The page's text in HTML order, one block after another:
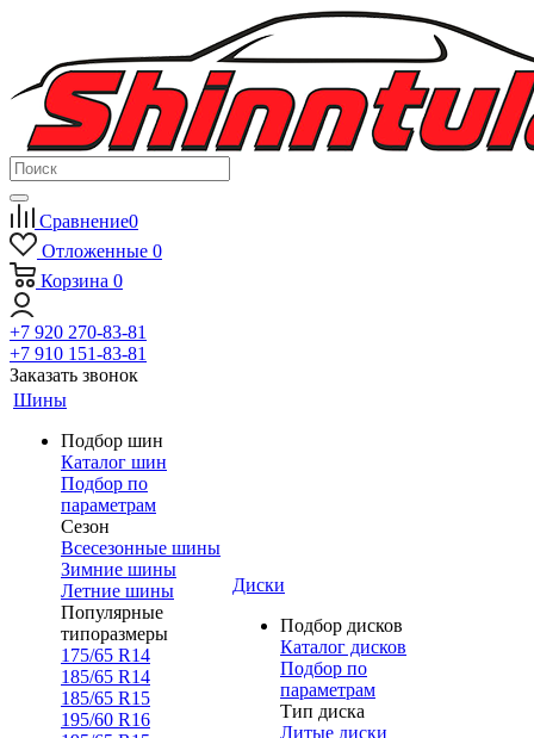
Сравнение0
Отложенные 0
Корзина 0
+7 920 270-83-81
+7 910 151-83-81
Заказать звонок
Шины
Подбор шин
Каталог шин
Подбор по
параметрам
Сезон
Всесезонные шины
Зимние шины
Летние шины
Популярные
типоразмеры
175/65 R14
185/65 R14
185/65 R15
195/60 R16
Диски
Подбор дисков
Каталог дисков
Подбор по
параметрам
Тип диска
Литые диски